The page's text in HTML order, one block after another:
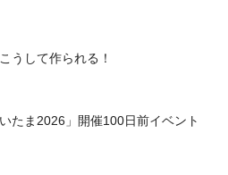
うして作られる！
たま2026」開催100日前イベント